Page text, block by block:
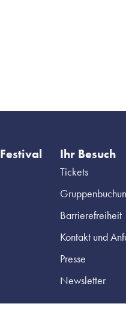
Festival Ihr Besuch
Tickets
Barrierefreiheit
Kontakt und
Presse
Newsletter